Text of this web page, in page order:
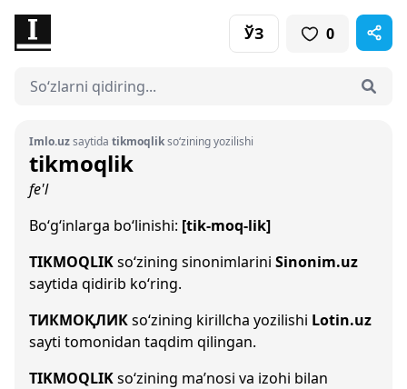
ЎЗ 0
Imlo.uzsaytida tikmoqlikso‘zining yozilishi
tikmoqlik
fe'l
Bo‘g‘inlarga bo‘linishi: [tik-moq-lik]
TIKMOQLIKso‘zining sinonimlarini Sinonim.uz
saytida qidirib ko‘ring.
ТИКМОҚЛИКso‘zining kirillcha yozilishi Lotin.uz
sayti tomonidan taqdim qilingan.
TIKMOQLIKso‘zining ma’nosi va izohi bilan